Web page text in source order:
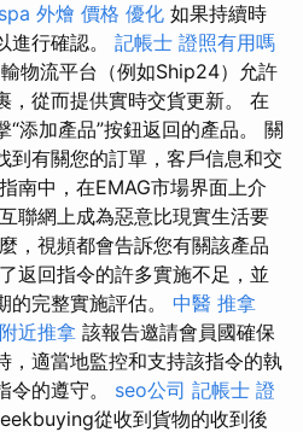
外燴 價格 優化 如果持續時
進行確認。 記帳士 證照有用嗎
物流平台（例如Ship24）允許
，從而提供實時交貨更新。 在
添加產品”按鈕返回的產品。 關
到有關您的訂單，客戶信息和交
南中，在EMAG市場界面上介
聯網上成為惡意比現實生活要
，視頻都會告訴您有關該產品
返回指令的許多實施不足，並
的完整實施評估。 中醫 推拿
近推拿 該報告邀請會員國確保
，適當地監控和支持該指令的執
令的遵守。 seo公司 記帳士 證
從收到貨物的收到後